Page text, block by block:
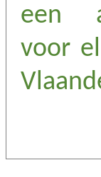
een
voor